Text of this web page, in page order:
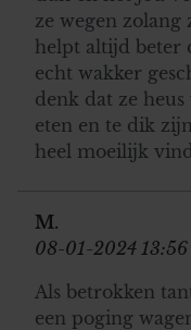
ze wegen zolang
helpt altijd beter
echt wakker
denk dat ze
eten en te dik
heel moeilijk
M.
08-01-2024 13:56
Als betrokken
een poging